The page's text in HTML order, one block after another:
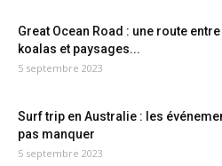
Great Ocean Road : une route
koalas et paysages...
5 septembre 2023
Surf trip en Australie : les
pas manquer
5 septembre 2023